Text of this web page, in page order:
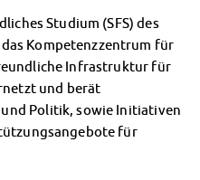
Studium (SFS) des
Kompetenzzentrum für
Infrastruktur für
und berät
Politik, sowie Initiativen
für